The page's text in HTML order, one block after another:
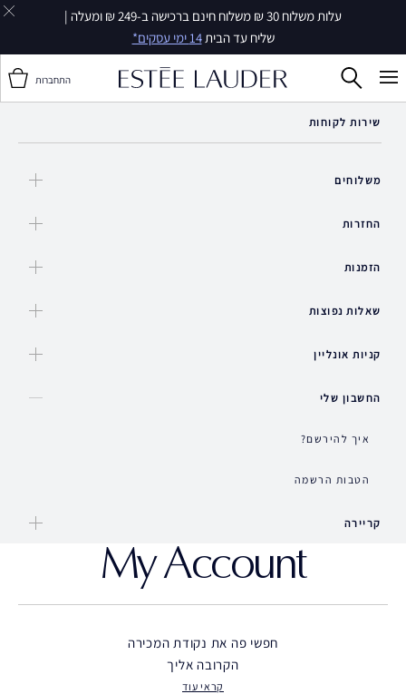
עלות משלוח 30 ₪ משלוח חינם ברכישה ב-249 ₪ ומעלה |
שליח עד הבית14 ימי עסקים*
התחברות
שירות לקוחות
משלוחים
החזרות
הזמנות
שאלות נפוצות
קניות אונליין
החשבון שלי
איך להירשם?
הטבות הרשמה
קריירה
My Account
חפשי פה את נקודת המכירה
הקרובה אליך
קראי עוד